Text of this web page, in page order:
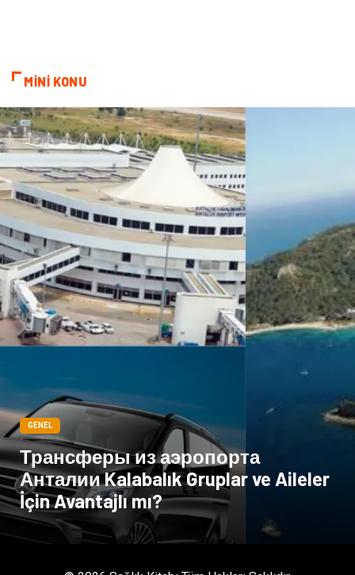
Bakım Aksesuar
Sağlık Haberleri Blogroll
Spor Malzemeleri Hediyelik Eşya
Kültür Acil ve İlkyardım
MİNİ KONU
GENEL
Трансферы из аэропорта
Анталии Kalabalık Gruplar ve Aileler
İçin Avantajlı mı?